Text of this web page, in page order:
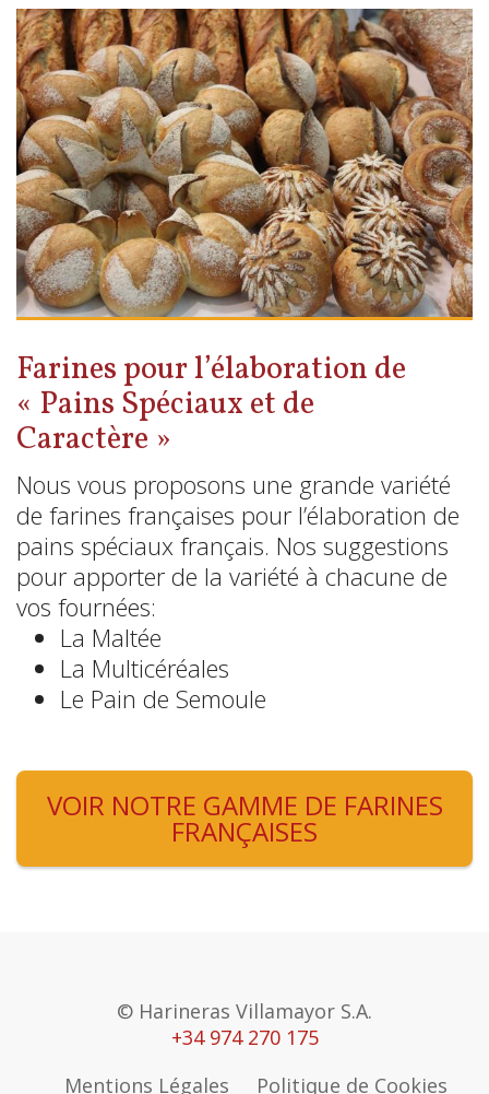
Farines pour l’élaboration de
« Pains Spéciaux et de
Caractère »
Nous vous proposons une grande variété
de farines françaises pour l’élaboration de
pains spéciaux français. Nos suggestions
pour apporter de la variété à chacune de
vos fournées:
La Maltée
La Multicéréales
Le Pain de Semoule
VOIR NOTRE GAMME DE FARINES
FRANÇAISES
© Harineras Villamayor S.A.
+34 974 270 175
Mentions Légales
Politique de Cookies